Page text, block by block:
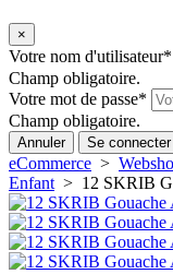
×
Votre nom d'utilisateur*
Champ obligatoire.
Votre mot de passe*
Champ obligatoire.
Annuler Se connecter
eCommerce >
Enfant > 12 SKRIB